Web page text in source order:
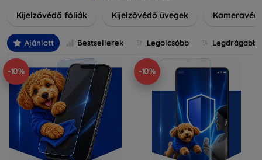
és stílusú kijelzővédőink közül, hogy a mindennapok során is
fedésről vagy íves kijelzővédelemről, a minőséget szem
előtt tartva kínálunk megoldásokat minden eszközre.
Kijelzővédő fóliák Kijelzővédő üvegek
Ajánlott Bestsellerek Legolcsóbb Legdrágabb
-10% -10%